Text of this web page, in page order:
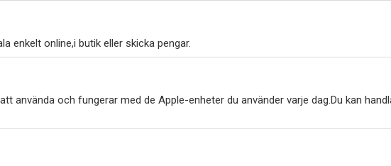
enkelt online,i butik eller skicka pengar.
använda och fungerar med de Apple-enheter du använder varje dag.Du kan